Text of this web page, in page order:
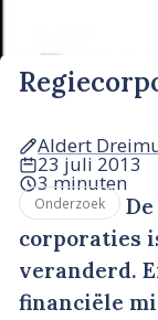
Aldert
23 juli 2013
3 minuten
Onderzoek
De
corporaties
veranderd.
financiële